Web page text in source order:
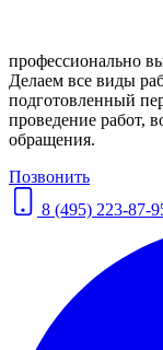
профессионально
Делаем все виды
подготовленный
проведение работ,
обращения.
Позвонить
8 (495) 223-87-